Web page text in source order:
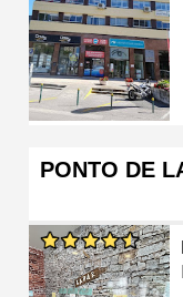
PONTO DE